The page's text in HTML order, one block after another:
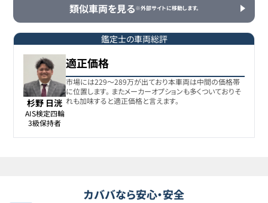
類似車両を見る※外部サイトに移動します。
鑑定士の車両総評
杉野 日洸
AIS検定四輪
3級保持者
適正価格
市場には229〜289万が出ており本車両は中間の価格帯
に位置します。 またメーカーオプションも多くついておりそ
れも加味すると適正価格と言えます。
カババなら安心・安全